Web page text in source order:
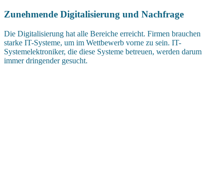
Zunehmende Digitalisierung und Nachfrage
Die Digitalisierung hat alle Bereiche erreicht. Firmen brauchen
starke IT-Systeme, um im Wettbewerb vorne zu sein. IT-
Systemelektroniker, die diese Systeme betreuen, werden darum
immer dringender gesucht.